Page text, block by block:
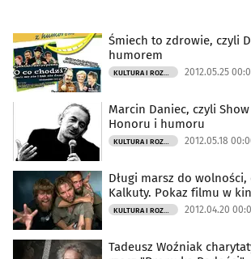
Śmiech to zdrowie, czyli
humorem
KULTURA I ROZRYWKA 2012.05.25
Marcin Daniec, czyli Show
Honoru i humoru
KULTURA I ROZRYWKA 2012.05.18
Długi marsz do
Kalkuty. Pokaz filmu w
KULTURA I ROZRYWKA 2012.04.20
Tadeusz Woźniak charytatywny